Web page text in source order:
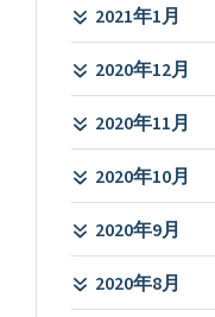
2021年1月
2020年12月
2020年11月
2020年10月
2020年9月
2020年8月